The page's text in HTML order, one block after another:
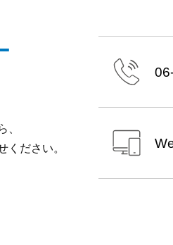
、
ください。